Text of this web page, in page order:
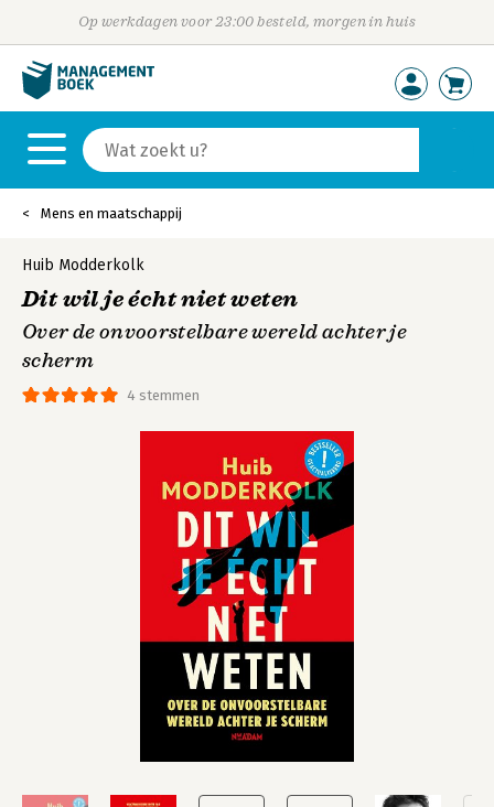
Op werkdagen voor 23:00 besteld, morgen in huis
Mens en maatschappij
4 stemmen
Huib Modderkolk
Dit wil je écht niet weten
Over de onvoorstelbare wereld achter je
scherm